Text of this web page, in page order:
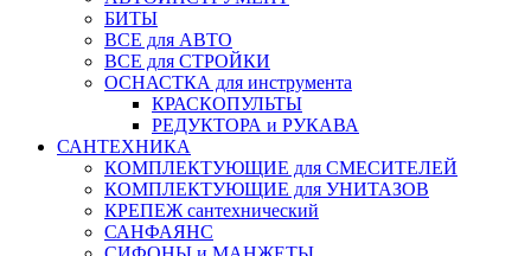
БИТЫ
ВСЕ для АВТО
ВСЕ для СТРОЙКИ
ОСНАСТКА для инструмента
КРАСКОПУЛЬТЫ
РЕДУКТОРА и РУКАВА
САНТЕХНИКА
КОМПЛЕКТУЮЩИЕ для СМЕСИТЕЛЕЙ
КОМПЛЕКТУЮЩИЕ для УНИТАЗОВ
КРЕПЕЖ сантехнический
САНФАЯНС